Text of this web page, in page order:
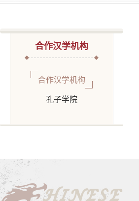
合作汉学机构
合作汉学机构
孔子学院